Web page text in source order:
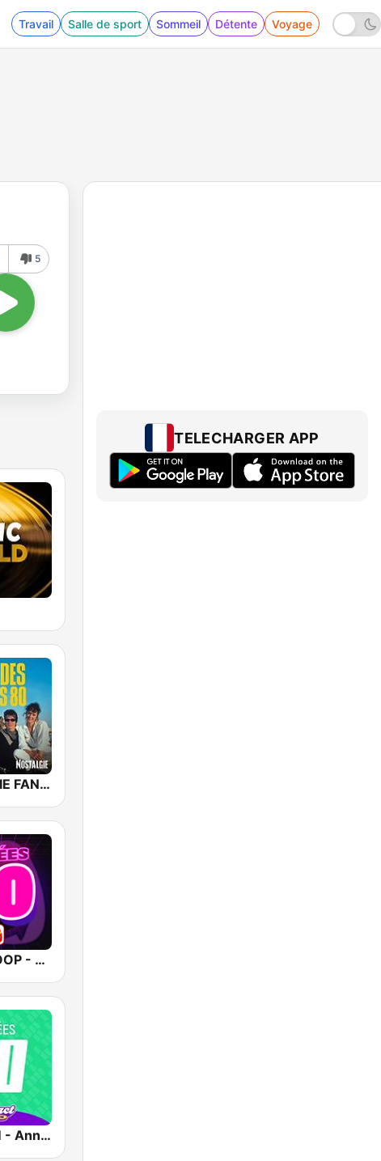
Travail Salle de sport Sommeil Détente Voyage
5
NOSTALGIE FANS DES ANNEES 80
Radio SCOOP - Années 80
Impact FM - Années 90
TELECHARGER APP